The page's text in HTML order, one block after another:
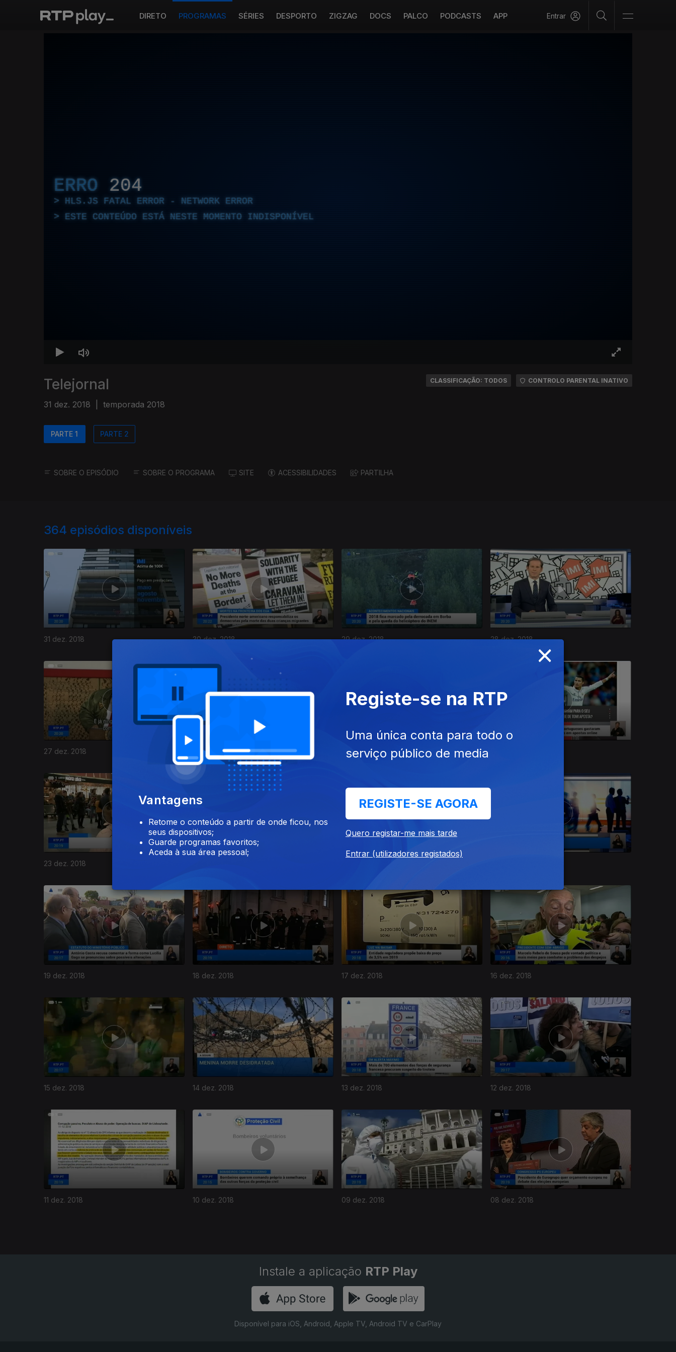
DIRETO PROGRAMAS SÉRIES DESPORTO ZIGZAG DOCS PALCO PODCASTS APP Entrar
ERRO 204
HLS.JS FATAL ERROR - NETWORK ERROR
ESTE CONTEÚDO ESTÁ NESTE MOMENTO INDISPONÍVEL
Telejornal
31 dez. 2018 temporada 2018
CLASSIFICAÇÃO: TODOS CONTROLO PARENTAL INATIVO
PARTE 1 PARTE 2
SOBRE O EPISÓDIO SOBRE O PROGRAMA SITE ACESSIBILIDADES PARTILHA
364 episódios disponíveis
31 dez. 2018 30 dez. 2018 29 dez. 2018 28 dez. 2018
27 dez. 2018 26 dez. 2018 25 dez. 2018
23 dez. 2018
380787
19 dez. 2018 18 dez. 2018 17 dez. 2018 16 dez. 2018
15 dez. 2018 14 dez. 2018 13 dez. 2018 12 dez. 2018
11 dez. 2018 10 dez. 2018 09 dez. 2018 08 dez. 2018
378700
Instale a aplicação RTP Play
Disponível para iOS, Android, Apple TV, Android TV e CarPlay
×
Vantagens
Retome o conteúdo a partir de onde ficou, nos
seus dispositivos;
Guarde programas favoritos;
Aceda à sua área pessoal;
Registe-se na RTP
Uma única conta para todo o
serviço público de media
REGISTE-SE AGORA
Quero registar-me mais tarde
Entrar (utilizadores registados)